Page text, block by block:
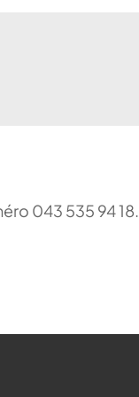
043 535 94 18.